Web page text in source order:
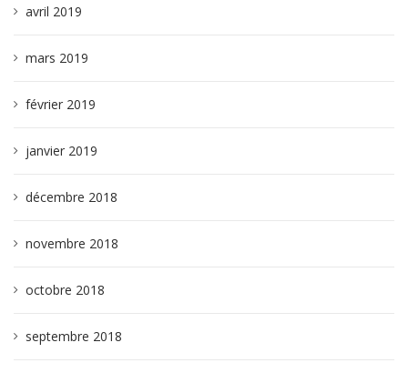
avril 2019
mars 2019
février 2019
janvier 2019
décembre 2018
novembre 2018
octobre 2018
septembre 2018